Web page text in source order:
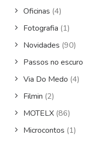
Oficinas (4)
Fotografia (1)
Novidades (90)
Passos no escuro
Via Do Medo (4)
Filmin (2)
MOTELX (86)
Microcontos (1)